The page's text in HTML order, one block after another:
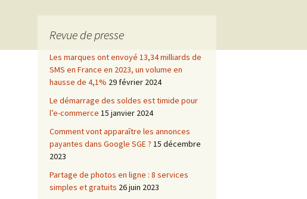
Revue de presse
Les marques ont envoyé 13,34 milliards de
SMS en France en 2023, un volume en
hausse de 4,1% 29 février 2024
Le démarrage des soldes est timide pour
l’e-commerce 15 janvier 2024
Comment vont apparaître les annonces
payantes dans Google SGE ? 15 décembre
2023
Partage de photos en ligne : 8 services
simples et gratuits 26 juin 2023